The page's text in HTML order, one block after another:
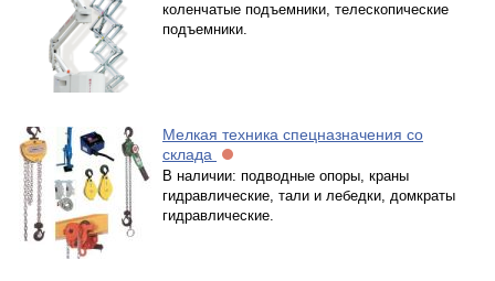
коленчатые подъемники, телескопические
подъемники.
Мелкая техника спецназначения со
склада
В наличии: подводные опоры, краны
гидравлические, тали и лебедки, домкраты
гидравлические.